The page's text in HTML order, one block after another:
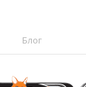
Блог